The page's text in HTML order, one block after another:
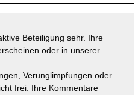
Beteiligung sehr. Ihre
oder in unserer
Verunglimpfungen oder
frei. Ihre Kommentare